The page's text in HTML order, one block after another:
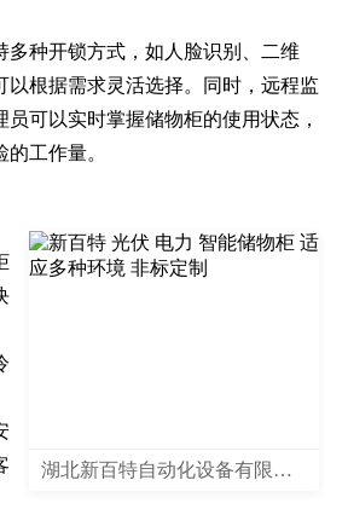
多种开锁方式，如人脸识别、二维
以根据需求灵活选择。同时，远程监
可以实时掌握储物柜的使用状态，
工作量。
湖北新百特自动化设备有限公司